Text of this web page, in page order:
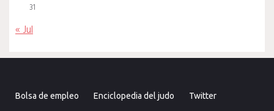
31
« Jul
Bolsa de empleo Enciclopedia del judo Twitter